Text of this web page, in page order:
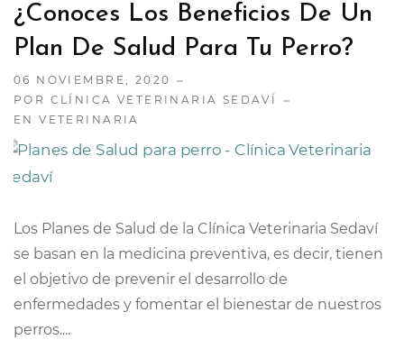
¿Conoces Los Beneficios De Un
Plan De Salud Para Tu Perro?
06 NOVIEMBRE, 2020
POR CLÍNICA VETERINARIA SEDAVÍ
ENVETERINARIA
Los Planes de Salud de la Clínica Veterinaria Sedaví
se basan en la medicina preventiva, es decir, tienen
el objetivo de prevenir el desarrollo de
enfermedades y fomentar el bienestar de nuestros
perros....